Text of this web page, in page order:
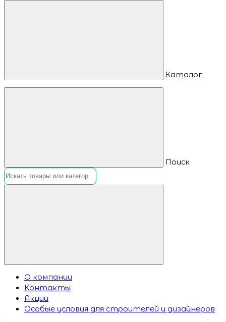
Каталог
Поиск
О компании
Контакты
Акции
Особые условия для строителей и дизайнеров